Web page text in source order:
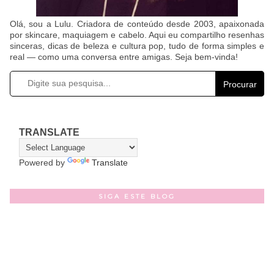
Olá, sou a Lulu. Criadora de conteúdo desde 2003, apaixonada
por skincare, maquiagem e cabelo. Aqui eu compartilho resenhas
sinceras, dicas de beleza e cultura pop, tudo de forma simples e
real — como uma conversa entre amigas. Seja bem-vinda!
Procurar
TRANSLATE
Powered by Translate
SIGA ESTE BLOG